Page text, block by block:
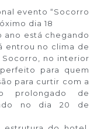
evento “Socorro
dia 18
ano está chegando
entrou no clima de
Socorro, no interior
para quem
para curtir com a
prolongado de
no dia 20 de